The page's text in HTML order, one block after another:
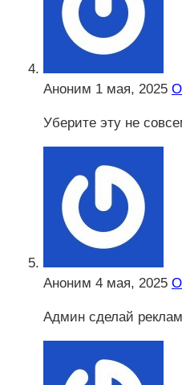
Аноним 1 мая, 2025
Уберите эту не
Аноним 4 мая, 2025
Админ сделай